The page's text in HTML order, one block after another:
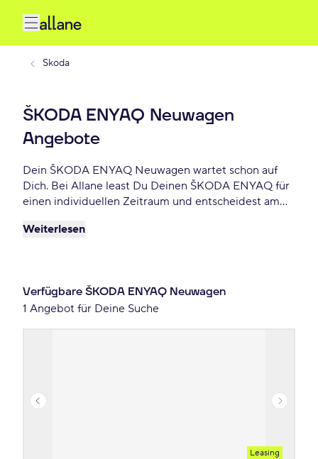
Skoda
ŠKODA ENYAQ Neuwagen
Angebote
Dein ŠKODA ENYAQ Neuwagen wartet schon auf
Dich. Bei Allane least Du Deinen ŠKODA ENYAQ für
einen individuellen Zeitraum und entscheidest am
möchtest oder zurückgeben willst. Finde das
Weiterlesen
Verfügbare ŠKODA ENYAQ Neuwagen
1 Angebot für Deine Suche
Leasing